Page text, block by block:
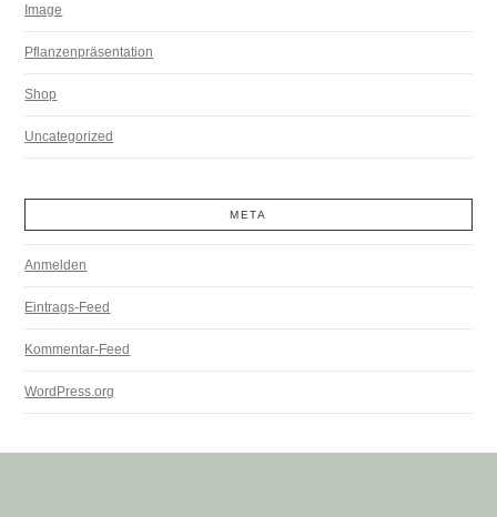
Image
Pflanzenpräsentation
Shop
Uncategorized
META
Anmelden
Eintrags-Feed
Kommentar-Feed
WordPress.org